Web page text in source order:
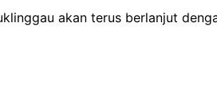
akan terus berlanjut